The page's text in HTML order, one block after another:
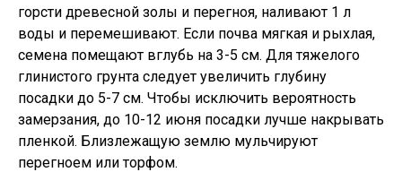
горсти древесной золы и перегноя, наливают 1 л
воды и перемешивают. Если почва мягкая и рыхлая,
семена помещают вглубь на 3-5 см. Для тяжелого
глинистого грунта следует увеличить глубину
посадки до 5-7 см. Чтобы исключить вероятность
замерзания, до 10-12 июня посадки лучше накрывать
пленкой. Близлежащую землю мульчируют
перегноем или торфом.